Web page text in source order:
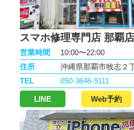
スマホ修理専門店 那覇
営業時間
10:00〜22:00
住所
沖縄県那覇市牧志２
TEL
050-3646-9111
LINE Web予約